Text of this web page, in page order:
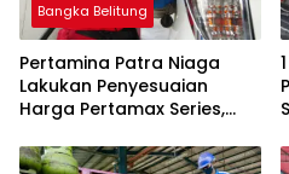
Bangka Belitung
Pertamina Patra Niaga
Lakukan Penyesuaian
Harga Pertamax Series,
Subsidi Tetap